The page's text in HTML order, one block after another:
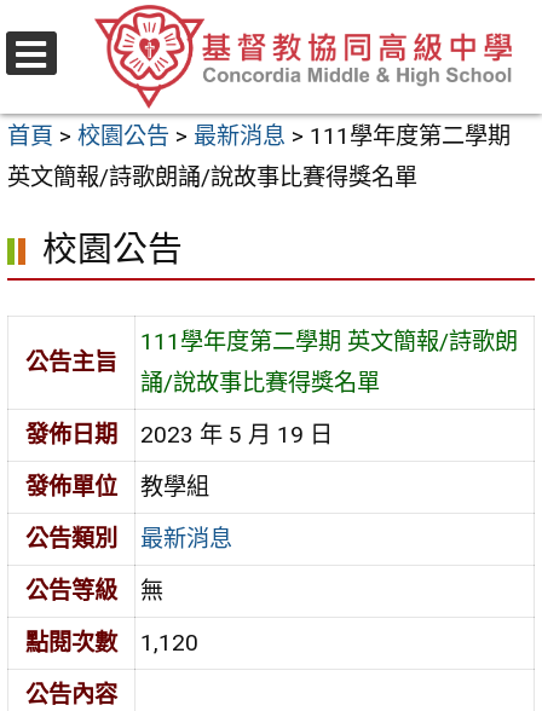
至
要
內
區
首頁 > 校園公告 > 最新消息 > 111學年度第二學期
英文簡報/詩歌朗誦/說故事比賽得獎名單
校園公告
公告主旨
111學年度第二學期 英文簡報/詩歌朗
誦/說故事比賽得獎名單
發佈日期
2023 年 5 月 19 日
發佈單位
教學組
公告類別
最新消息
公告等級
無
點閱次數
1,120
公告內容
選
單